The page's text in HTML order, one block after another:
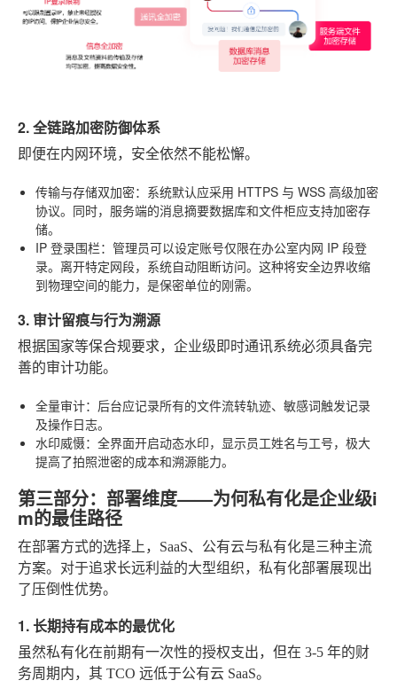
2. 全链路加密防御体系
即便在内网环境，安全依然不能松懈。
传输与存储双加密：系统默认应采用 HTTPS 与 WSS 高级加密
协议。同时，服务端的消息摘要数据库和文件柜应支持加密存
储。
IP 登录围栏：管理员可以设定账号仅限在办公室内网 IP 段登
录。离开特定网段，系统自动阻断访问。这种将安全边界收缩
到物理空间的能力，是保密单位的刚需。
3. 审计留痕与行为溯源
根据国家等保合规要求，企业级即时通讯系统必须具备完
善的审计功能。
全量审计：后台应记录所有的文件流转轨迹、敏感词触发记录
及操作日志。
水印威慑：全界面开启动态水印，显示员工姓名与工号，极大
提高了拍照泄密的成本和溯源能力。
第三部分：部署维度——为何私有化是企业级i
m的最佳路径
在部署方式的选择上，SaaS、公有云与私有化是三种主流
方案。对于追求长远利益的大型组织，私有化部署展现出
了压倒性优势。
1. 长期持有成本的最优化
虽然私有化在前期有一次性的授权支出，但在 3-5 年的财
务周期内，其 TCO 远低于公有云 SaaS。